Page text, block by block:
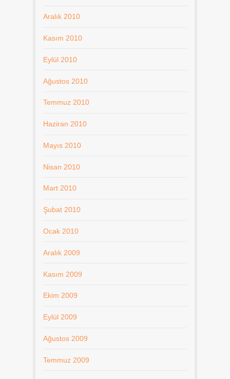
Aralık 2010
Kasım 2010
Eylül 2010
Ağustos 2010
Temmuz 2010
Haziran 2010
Mayıs 2010
Nisan 2010
Mart 2010
Şubat 2010
Ocak 2010
Aralık 2009
Kasım 2009
Ekim 2009
Eylül 2009
Ağustos 2009
Temmuz 2009